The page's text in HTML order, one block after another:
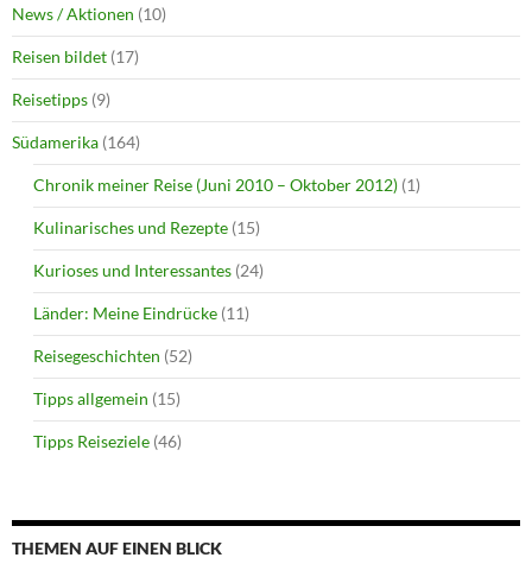
News / Aktionen (10)
Reisen bildet (17)
Reisetipps (9)
Südamerika (164)
Chronik meiner Reise (Juni 2010 – Oktober 2012) (1)
Kulinarisches und Rezepte (15)
Kurioses und Interessantes (24)
Länder: Meine Eindrücke (11)
Reisegeschichten (52)
Tipps allgemein (15)
Tipps Reiseziele (46)
THEMEN AUF EINEN BLICK